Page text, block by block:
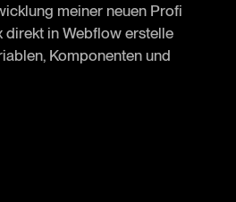
meiner neuen Profi
direkt in Webflow erstelle
Komponenten und